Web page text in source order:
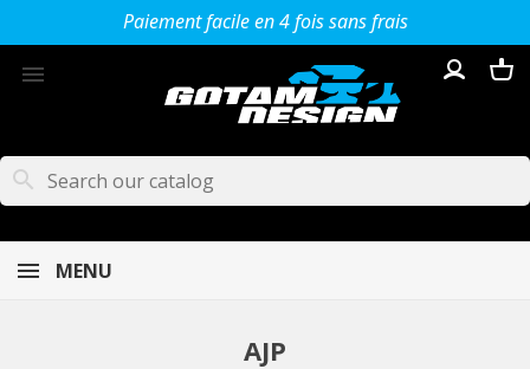
Paiement facile en 4 fois sans frais

search
MENU
AJP